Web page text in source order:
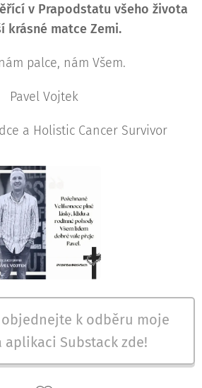
v Prapodstatu všeho života
krásné matce Zemi.
palce, nám Všem.
Pavel Vojtek
a Holistic Cancer Survivor
k odběru moje
aplikaci Substack zde!